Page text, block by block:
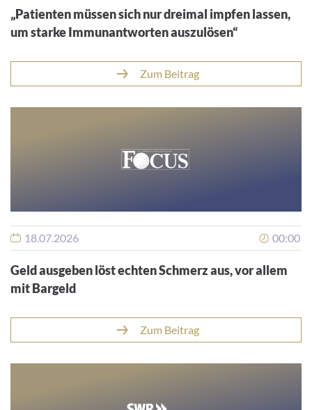
„Patienten müssen sich nur dreimal impfen lassen,
um starke Immunantworten auszulösen“
Zum Beitrag
18.07.2026 00:00
Geld ausgeben löst echten Schmerz aus, vor allem
mit Bargeld
Zum Beitrag